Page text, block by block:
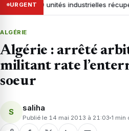
URGENT
: 139 unités industrielles
ALGÉRIE
Algérie : arrêté
militant rate
soeur
S saliha
Publié le 14 mai 2013 à 21:03 1 min